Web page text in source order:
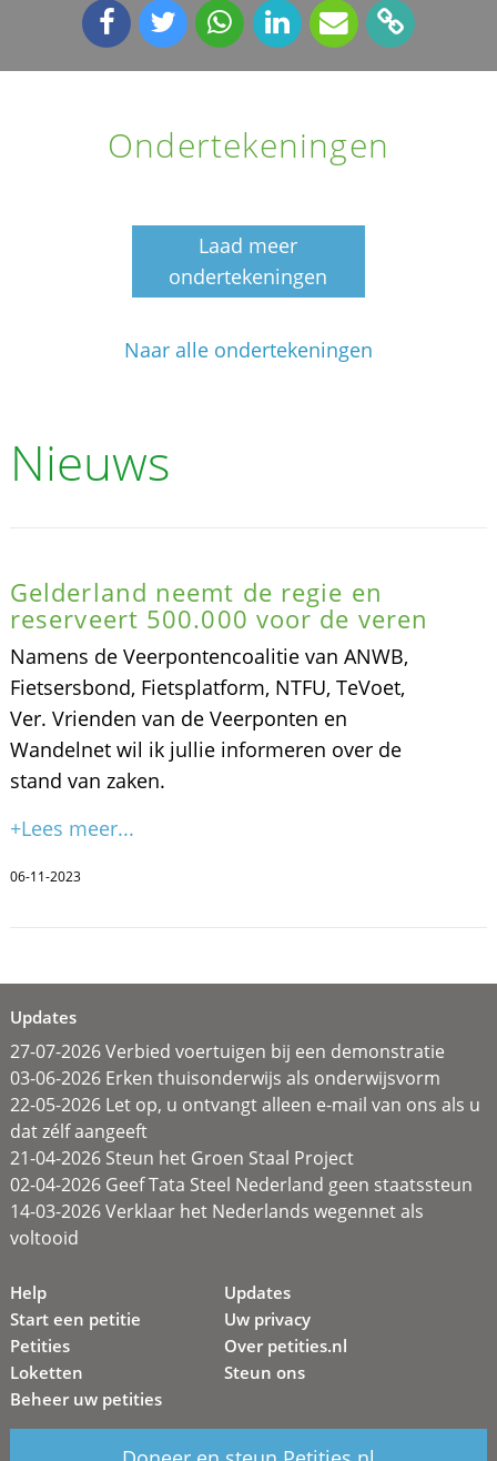
Ondertekeningen
Laad meer
ondertekeningen
Naar alle ondertekeningen
Nieuws
Gelderland neemt de regie en
reserveert 500.000 voor de veren
Namens de Veerpontencoalitie van ANWB,
Fietsersbond, Fietsplatform, NTFU, TeVoet,
Ver. Vrienden van de Veerponten en
Wandelnet wil ik jullie informeren over de
stand van zaken.
+Lees meer...
06-11-2023
Updates
27-07-2026 Verbied voertuigen bij een demonstratie
03-06-2026 Erken thuisonderwijs als onderwijsvorm
22-05-2026 Let op, u ontvangt alleen e-mail van ons als u
dat zélf aangeeft
21-04-2026 Steun het Groen Staal Project
02-04-2026 Geef Tata Steel Nederland geen staatssteun
14-03-2026 Verklaar het Nederlands wegennet als
voltooid
Help
Start een petitie
Petities
Loketten
Beheer uw petities
Updates
Uw privacy
Over petities.nl
Steun ons